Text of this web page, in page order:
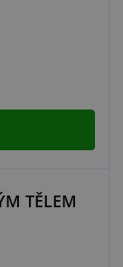
TĚLEM